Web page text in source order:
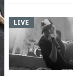
LIVE